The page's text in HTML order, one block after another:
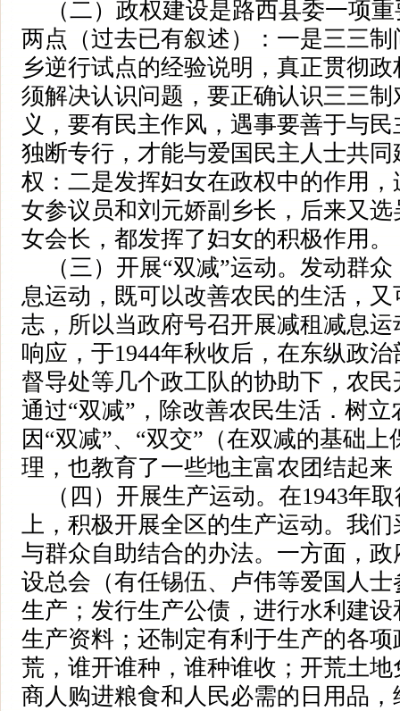
（二）政权建设是路西县委一项重
两点（过去已有叙述）：一是三三
乡逆行试点的经验说明，真正贯彻
须解决认识问题，要正确认识三三
义，要有民主作风，遇事要善于与
独断专行，才能与爱国民主人士共
权：二是发挥妇女在政权中的作用
女参议员和刘元娇副乡长，后来又
女会长，都发挥了妇女的积极作用。
（三）开展“双减”运动。发动群众
息运动，既可以改善农民的生活，
志，所以当政府号召开展减租减息
响应，于1944年秋收后，在东纵政
督导处等几个政工队的协助下，农民
通过“双减”，除改善农民生活．树
因“双减”、“双交”（在双减的基础
理，也教育了一些地主富农团结起
（四）开展生产运动。在1943年
上，积极开展全区的生产运动。我
与群众自助结合的办法。一方面，
设总会（有任锡伍、卢伟等爱国人
生产；发行生产公债，进行水利建
生产资料；还制定有利于生产的各
荒，谁开谁种，谁种谁收；开荒土
商人购进粮食和人民必需的日用品